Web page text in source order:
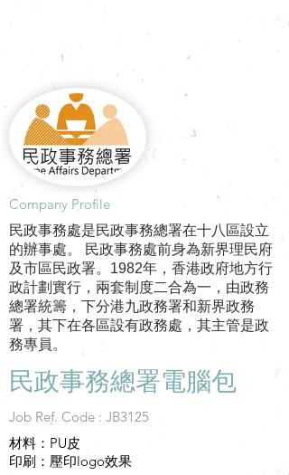
​Company Profile
民政事務處是民政事務總署在十八區設立
的辦事處。 民政事務處前身為新界理民府
及市區民政署。1982年，香港政府地方行
政計劃實行，兩套制度二合為一，由政務
總署統籌，下分港九政務署和新界政務
署，其下在各區設有政務處，其主管是政
務專員。
民政事務總署電腦包
Job Ref. Code : JB3125
材料：PU皮
印刷：壓印logo效果